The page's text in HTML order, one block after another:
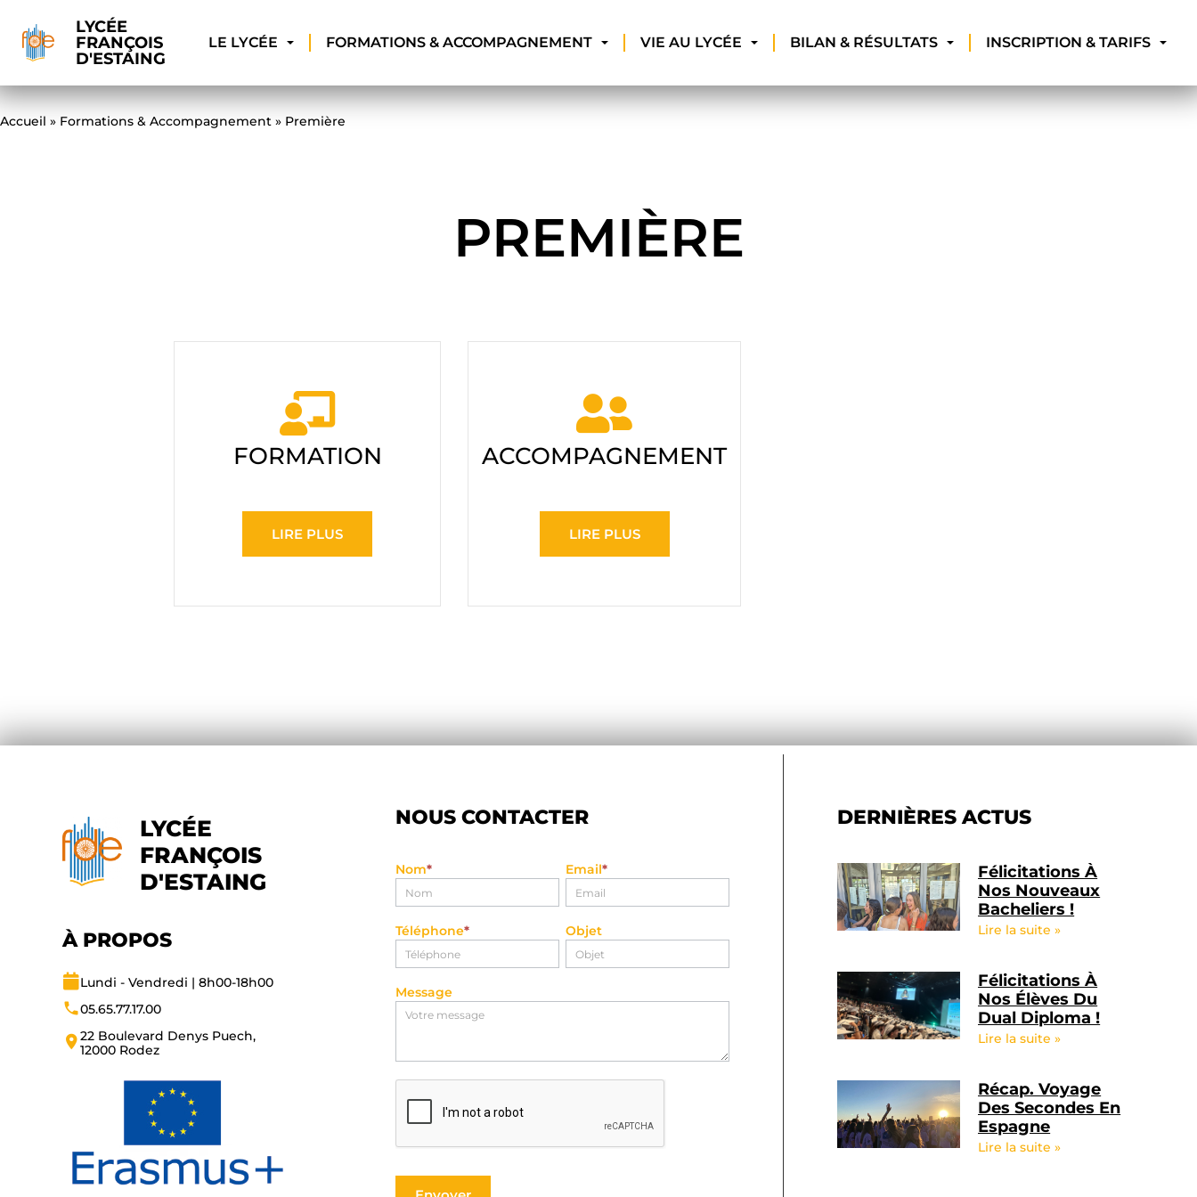
LYCÉE
FRANÇOIS
D'ESTAING
LE LYCÉE FORMATIONS & ACCOMPAGNEMENT VIE AU LYCÉE BILAN & RÉSULTATS INSCRIPTION & TARIFS
Accueil » Formations & Accompagnement » Première
PREMIÈRE
FORMATION
LIRE PLUS
ACCOMPAGNEMENT
LIRE PLUS
LYCÉE
FRANÇOIS
D'ESTAING
À PROPOS
Lundi - Vendredi | 8h00-18h00
05.65.77.17.00​
22 Boulevard Denys Puech,
12000 Rodez​
NOUS CONTACTER
Nous
Contacter
Nom* Email*
Téléphone* Objet
Message
DERNIÈRES ACTUS
Félicitations À
Nos Nouveaux
Bacheliers !
Lire la suite »
Félicitations À
Nos Élèves Du
Dual Diploma !
Lire la suite »
Récap. Voyage
Des Secondes En
Espagne
Lire la suite »